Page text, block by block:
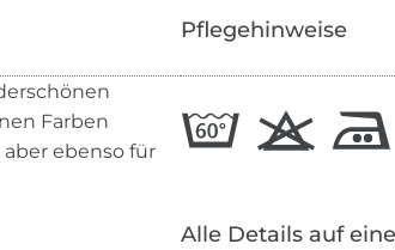
Farben
ebenso für
Pflegehinweise
Alle Details auf